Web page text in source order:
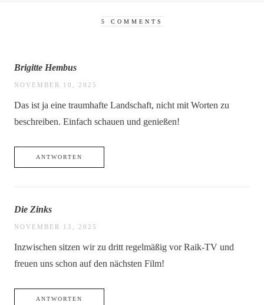
5 COMMENTS
Brigitte Hembus
NOVEMBER 10, 2025
Das ist ja eine traumhafte Landschaft, nicht mit Worten zu
beschreiben. Einfach schauen und genießen!
ANTWORTEN
Die Zinks
NOVEMBER 13, 2025
Inzwischen sitzen wir zu dritt regelmäßig vor Raik-TV und
freuen uns schon auf den nächsten Film!
ANTWORTEN